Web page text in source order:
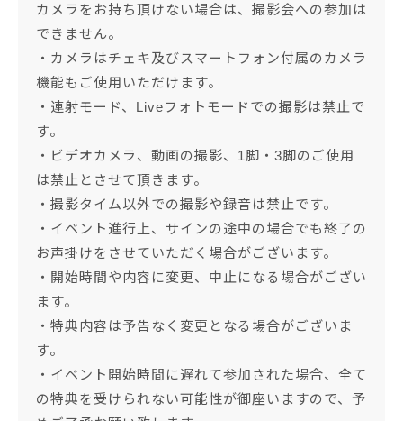
カメラをお持ち頂けない場合は、撮影会への参加は
できません。
・カメラはチェキ及びスマートフォン付属のカメラ
機能もご使用いただけます。
・連射モード、Liveフォトモードでの撮影は禁止で
す。
・ビデオカメラ、動画の撮影、1脚・3脚のご使用
は禁止とさせて頂きます。
・撮影タイム以外での撮影や録音は禁止です。
・イベント進行上、サインの途中の場合でも終了の
お声掛けをさせていただく場合がございます。
・開始時間や内容に変更、中止になる場合がござい
ます。
・特典内容は予告なく変更となる場合がございま
す。
・イベント開始時間に遅れて参加された場合、全て
の特典を受けられない可能性が御座いますので、予